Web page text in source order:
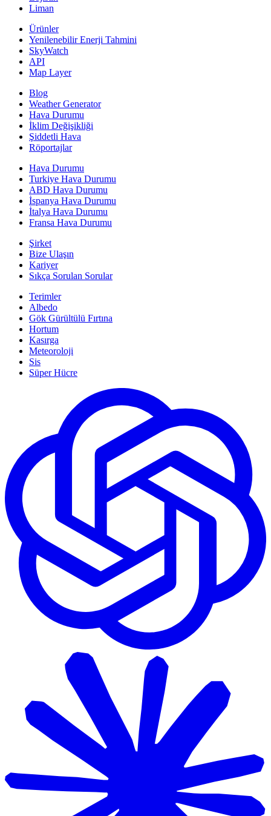
Liman
Ürünler
Yenilenebilir Enerji Tahmini
SkyWatch
API
Map Layer
Blog
Weather Generator
Hava Durumu
İklim Değişikliği
Şiddetli Hava
Röportajlar
Hava Durumu
Turkiye Hava Durumu
ABD Hava Durumu
İspanya Hava Durumu
İtalya Hava Durumu
Fransa Hava Durumu
Şirket
Bize Ulaşın
Kariyer
Sıkça Sorulan Sorular
Terimler
Albedo
Gök Gürültülü Fırtına
Hortum
Kasırga
Meteoroloji
Sis
Süper Hücre